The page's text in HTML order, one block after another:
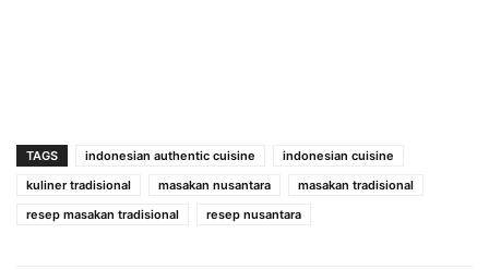
TAGS indonesian authentic cuisine
indonesian cuisine
kuliner tradisional
masakan nusantara
masakan tradisional
resep masakan tradisional
resep nusantara